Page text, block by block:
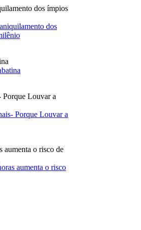
dos
Porque Louvar a
aumenta o risco